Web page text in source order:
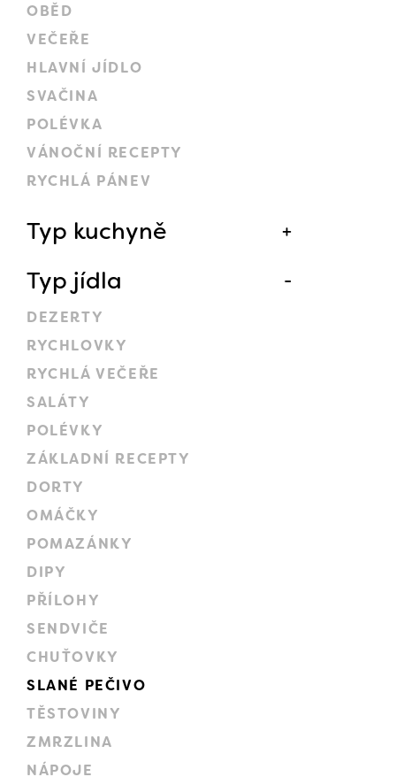
OBĚD
VEČEŘE
HLAVNÍ JÍDLO
SVAČINA
POLÉVKA
VÁNOČNÍ RECEPTY
RYCHLÁ PÁNEV
Typ kuchyně
Typ jídla
DEZERTY
RYCHLOVKY
RYCHLÁ VEČEŘE
SALÁTY
POLÉVKY
ZÁKLADNÍ RECEPTY
DORTY
OMÁČKY
POMAZÁNKY
DIPY
PŘÍLOHY
SENDVIČE
CHUŤOVKY
SLANÉ PEČIVO
TĚSTOVINY
ZMRZLINA
NÁPOJE